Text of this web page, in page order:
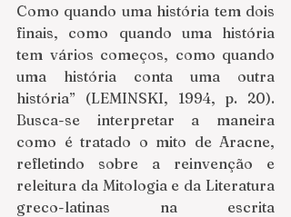
Como quando uma história tem dois
finais, como quando uma história
tem vários começos, como quando
uma história conta uma outra
história” (LEMINSKI, 1994, p. 20).
Busca-se interpretar a maneira
como é tratado o mito de Aracne,
refletindo sobre a reinvenção e
releitura da Mitologia e da Literatura
greco-latinas na escrita